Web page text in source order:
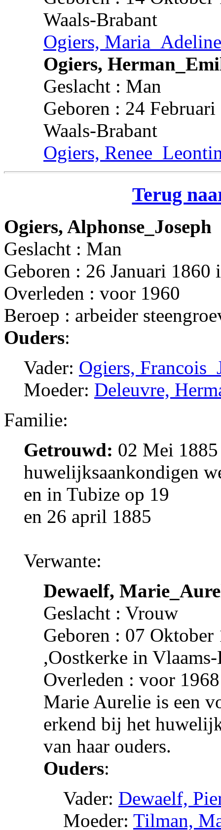
Waals-Brabant
Ogiers,
Ogiers,
Geslacht : Man
Geboren : 24
Waals-Brabant
Ogiers,
Terug
Ogiers, Alphonse_Joseph
Geslacht : Man
Geboren : 26 Januari 1860
Overleden : voor 1960
Beroep : arbeider
Ouders:
Vader: Ogiers,
Moeder: Deleuvre,
Familie:
Getrouwd: 02 Mei
huwelijksaankondigen
en in Tubize op 19
en 26 april 1885
Verwante:
Dewaelf,
Geslacht : Vrouw
Geboren : 07
,Oostkerke in
Overleden : voor 1968
Marie Aurelie is een
erkend bij het
van haar ouders.
Ouders:
Vader: Dewaelf,
Moeder: Tilman,